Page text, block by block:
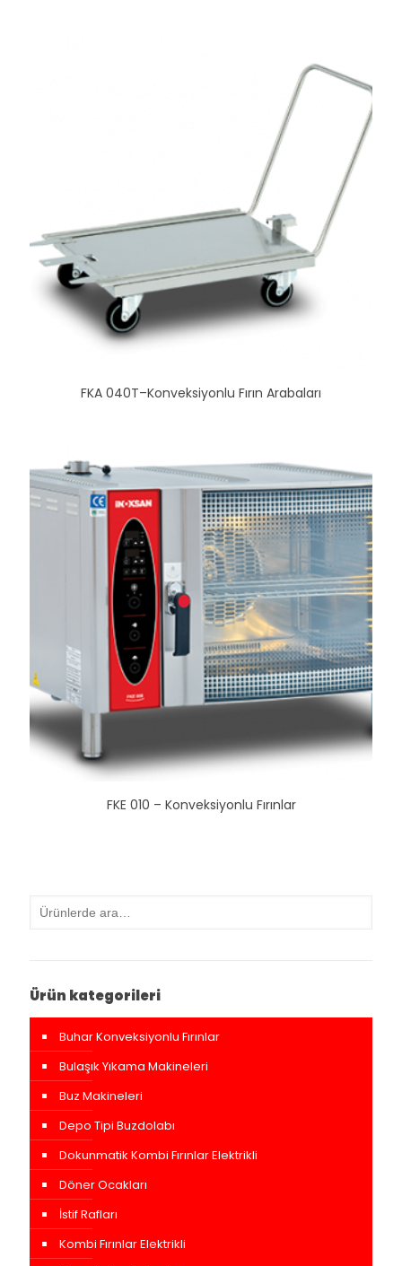
FKA 040T–Konveksiyonlu Fırın Arabaları
FKE 010 – Konveksiyonlu Fırınlar
Ürün kategorileri
Buhar Konveksiyonlu Fırınlar
Bulaşık Yıkama Makineleri
Buz Makineleri
Depo Tipi Buzdolabı
Dokunmatik Kombi Fırınlar Elektrikli
Döner Ocakları
İstif Rafları
Kombi Fırınlar Elektrikli